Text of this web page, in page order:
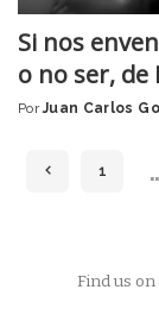
Si nos
o no ser,
Posted
Por Juan Carlos
1
Find us